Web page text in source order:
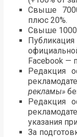
Свыше
плюс 20%.
Свыше
Facebook —
Редакция
рекламы»
Редакция
указания
За